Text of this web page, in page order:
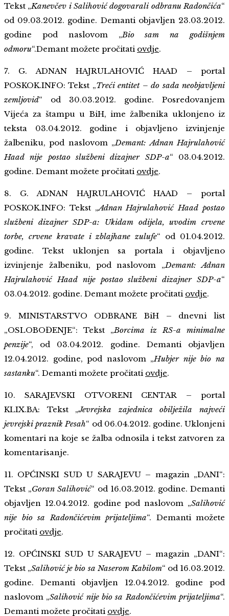
Tekst „Kanevčev i Salihović dogovarali odbranu Radončića“
od 09.03.2012. godine. Demanti objavljen 23.03.2012.
godine pod naslovom „Bio sam na godišnjem
odmoru“.Demant možete pročitati ovdje.
7. G. ADNAN HAJRULAHOVIĆ HAAD – portal
POSKOK.INFO: Tekst „Treći entitet – do sada neobjavljeni
zemljovid“ od 30.03.2012. godine. Posredovanjem
Vijeća za štampu u BiH, ime žalbenika uklonjeno iz
teksta 03.04.2012. godine i objavljeno izvinjenje
žalbeniku, pod naslovom „Demant: Adnan Hajrulahović
Haad nije postao službeni dizajner SDP-a“ 03.04.2012.
godine. Demant možete pročitati ovdje.
8. G. ADNAN HAJRULAHOVIĆ HAAD – portal
POSKOK.INFO: Tekst „Adnan Hajrulahović Haad postao
službeni dizajner SDP-a: Ukidam odijela, uvodim crvene
torbe, crvene kravate i zblajhane zulufe“ od 01.04.2012.
godine. Tekst uklonjen sa portala i objavljeno
izvinjenje žalbeniku, pod naslovom „Demant: Adnan
Hajrulahović Haad nije postao službeni dizajner SDP-a“
03.04.2012. godine. Demant možete pročitati ovdje.
9. MINISTARSTVO ODBRANE BiH – dnevni list
„OSLOBOĐENJE“: Tekst „Borcima iz RS-a minimalne
penzije“, od 03.04.2012. godine. Demanti objavljen
12.04.2012. godine, pod naslovom „Hubjer nije bio na
sastanku“. Demanti možete pročitati ovdje.
10. SARAJEVSKI OTVORENI CENTAR – portal
KLIX.BA: Tekst „Jevrejska zajednica obilježila najveći
jevrejski praznik Pesah“ od 06.04.2012. godine. Uklonjeni
komentari na koje se žalba odnosila i tekst zatvoren za
komentarisanje.
11. OPĆINSKI SUD U SARAJEVU – magazin „DANI“:
Tekst „Goran Salihović“ od 16.03.2012. godine. Demanti
objavljen 12.04.2012. godine pod naslovom „Salihović
nije bio sa Radončićevim prijateljima“. Demanti možete
pročitati ovdje.
12. OPĆINSKI SUD U SARAJEVU – magazin „DANI“:
Tekst „Salihović je bio sa Naserom Kabilom“ od 16.03.2012.
godine. Demanti objavljen 12.04.2012. godine pod
naslovom „Salihović nije bio sa Radončićevim prijateljima“.
Demanti možete pročitati ovdje.